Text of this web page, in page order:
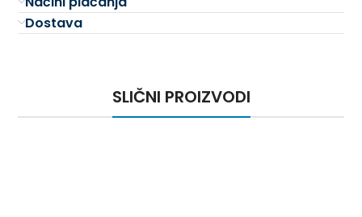
Dostava
SLIČNI PROIZVODI